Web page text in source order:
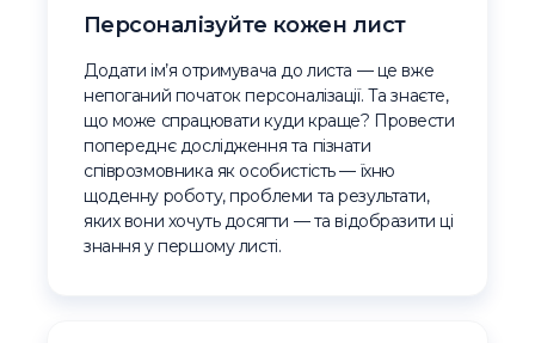
Персоналізуйте кожен лист
Додати ім’я отримувача до листа — це вже
непоганий початок персоналізації. Та знаєте,
що може спрацювати куди краще? Провести
попереднє дослідження та пізнати
співрозмовника як особистість — їхню
щоденну роботу, проблеми та результати,
яких вони хочуть досягти — та відобразити ці
знання у першому листі.